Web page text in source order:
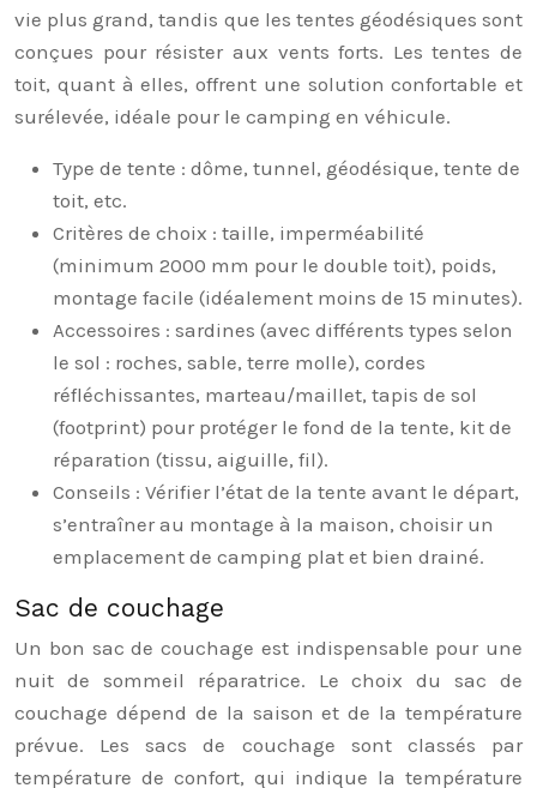
vie plus grand, tandis que les tentes géodésiques sont
conçues pour résister aux vents forts. Les tentes de
toit, quant à elles, offrent une solution confortable et
surélevée, idéale pour le camping en véhicule.
Type de tente : dôme, tunnel, géodésique, tente de
toit, etc.
Critères de choix : taille, imperméabilité
(minimum 2000 mm pour le double toit), poids,
montage facile (idéalement moins de 15 minutes).
Accessoires : sardines (avec différents types selon
le sol : roches, sable, terre molle), cordes
réfléchissantes, marteau/maillet, tapis de sol
(footprint) pour protéger le fond de la tente, kit de
réparation (tissu, aiguille, fil).
Conseils : Vérifier l’état de la tente avant le départ,
s’entraîner au montage à la maison, choisir un
emplacement de camping plat et bien drainé.
Sac de couchage
Un bon sac de couchage est indispensable pour une
nuit de sommeil réparatrice. Le choix du sac de
couchage dépend de la saison et de la température
prévue. Les sacs de couchage sont classés par
température de confort, qui indique la température